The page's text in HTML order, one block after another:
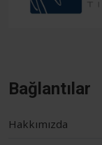
Bağlantılar
Hakkımızda